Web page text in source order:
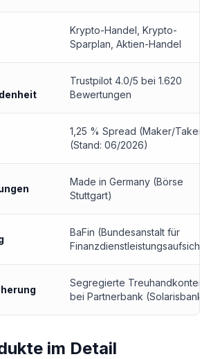
Krypto-Handel, Krypto-
Sparplan , Aktien-Handel
Trustpilot 4.0/5 bei 1.620
Bewertungen
1,25 % Spread (Maker/Taker)
(Stand: 06/2026)
Made in Germany (Börse
Stuttgart)
BaFin (Bundesanstalt für
Finanzdienstleistungsaufsicht)
Segregierte Treuhandkonten
bei Partnerbank (Solarisbank)
im Detail